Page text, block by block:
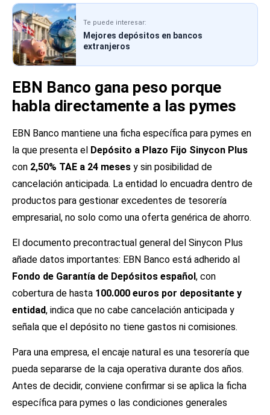
Te puede interesar:
Mejores depósitos en bancos
extranjeros
EBN Banco gana peso porque
habla directamente a las pymes
EBN Banco mantiene una ficha específica para pymes en
la que presenta el Depósito a Plazo Fijo Sinycon Plus
con 2,50% TAE a 24 meses y sin posibilidad de
cancelación anticipada. La entidad lo encuadra dentro de
productos para gestionar excedentes de tesorería
empresarial, no solo como una oferta genérica de ahorro.
El documento precontractual general del Sinycon Plus
añade datos importantes: EBN Banco está adherido al
Fondo de Garantía de Depósitos español, con
cobertura de hasta 100.000 euros por depositante y
entidad, indica que no cabe cancelación anticipada y
señala que el depósito no tiene gastos ni comisiones.
Para una empresa, el encaje natural es una tesorería que
pueda separarse de la caja operativa durante dos años.
Antes de decidir, conviene confirmar si se aplica la ficha
específica para pymes o las condiciones generales